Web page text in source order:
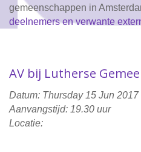
gemeenschappen in
deelnemers en verwante
AV bij Lutherse
Datum: Thursday 15 Jun 2017
Aanvangstijd: 19.30 uur
Locatie: